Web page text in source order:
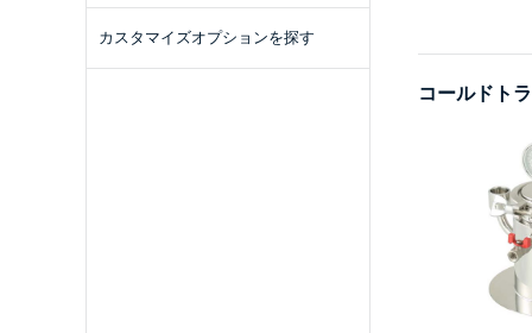
カスタマイズオプションを探す
コールドト